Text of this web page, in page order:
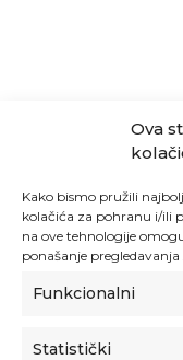
Ova
Kako bismo pružili
kolačića za pohranu i/ili
na ove tehnologije
ponašanje pregledavanja
Funkcionalni
Statistički